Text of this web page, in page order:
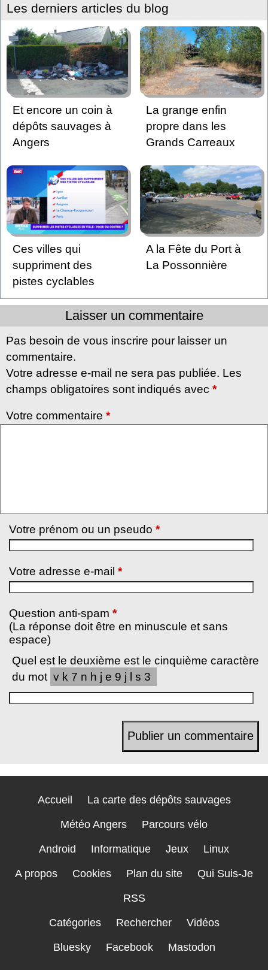
Les derniers articles du blog
Et encore un coin à
dépôts sauvages à
Angers
La grange enfin
propre dans les
Grands Carreaux
Ces villes qui
suppriment des
pistes cyclables
A la Fête du Port à
La Possonnière
Laisser un commentaire
Pas besoin de vous inscrire pour laisser un
commentaire.
Votre adresse e-mail ne sera pas publiée. Les
champs obligatoires sont indiqués avec *
Votre commentaire *
Votre prénom ou un pseudo *
Votre adresse e-mail *
Question anti-spam *
(La réponse doit être en minuscule et sans
espace)
Quel est le deuxième est le cinquième caractère
du mot vk7nhje9jls3
Accueil La carte des dépôts sauvages
Météo Angers Parcours vélo
Android Informatique Jeux Linux
A propos Cookies Plan du site Qui Suis-Je
RSS
Catégories Rechercher Vidéos
Bluesky Facebook Mastodon